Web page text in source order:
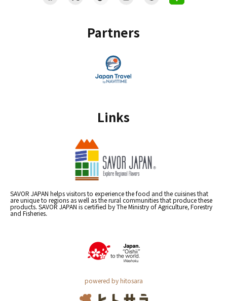
Partners
Links
SAVOR JAPAN helps visitors to experience the food and the cuisines that
are unique to regions as well as the rural communities that produce these
products. SAVOR JAPAN is certified by The Ministry of Agriculture, Forestry
and Fisheries.
powered by hitosara